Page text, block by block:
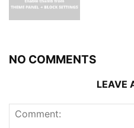
NO COMMENTS
LEAVE